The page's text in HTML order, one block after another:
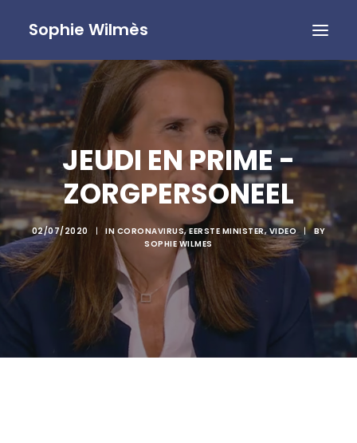
Sophie Wilmès
JEUDI EN PRIME -
ZORGPERSONEEL
02/07/2020 | IN CORONAVIRUS,EERSTE MINISTER, VIDEO |
BY
SOPHIE WILMES